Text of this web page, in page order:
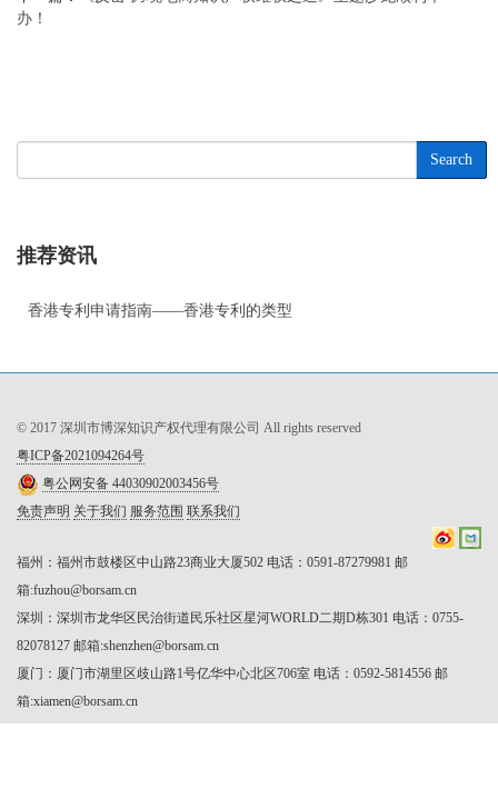
办！
Search
推荐资讯
香港专利申请指南——香港专利的类型
© 2017 深圳市博深知识产权代理有限公司 All rights reserved
粤ICP备2021094264号
粤公网安备 44030902003456号
免责声明 关于我们 服务范围 联系我们
福州：福州市鼓楼区中山路23商业大厦502 电话：0591-87279981 邮
箱:fuzhou@borsam.cn
深圳：深圳市龙华区民治街道民乐社区星河WORLD二期D栋301 电话：0755-
82078127 邮箱:shenzhen@borsam.cn
厦门：厦门市湖里区歧山路1号亿华中心北区706室 电话：0592-5814556 邮
箱:xiamen@borsam.cn